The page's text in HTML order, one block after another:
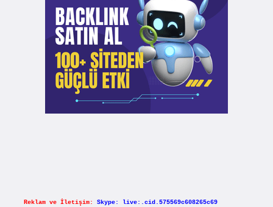
Reklam ve İletişim: Skype: live:.cid.575569c608265c69